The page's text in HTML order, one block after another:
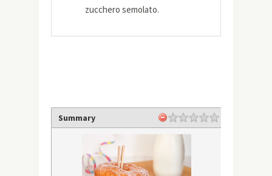
zucchero semolato.
Summary